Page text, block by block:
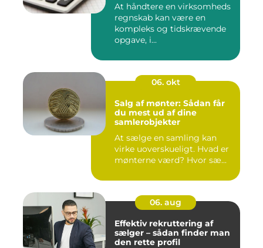
At håndtere en virksomheds
regnskab kan være en
kompleks og tidskrævende
opgave, i...
06. okt
Salg af mønter: Sådan får
du mest ud af dine
samlerobjekter
At sælge en samling kan
virke uoverskueligt. Hvad er
mønterne værd? Hvor sæ...
06. aug
Effektiv rekruttering af
sælger – sådan finder man
den rette profil